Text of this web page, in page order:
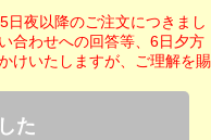
夜以降のご注文につきまし
合わせへの回答等、6日夕方
けいたしますが、ご理解を賜
た